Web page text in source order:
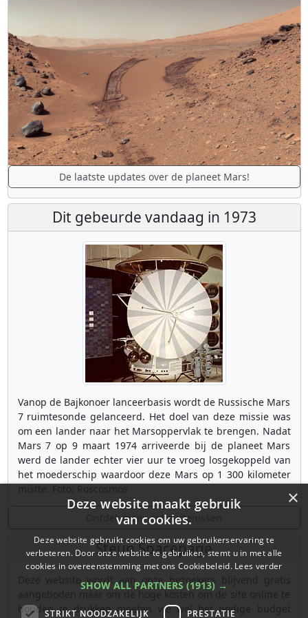
De laatste updates over de planeet Mars!
Dit gebeurde vandaag in 1973
Vanop de Bajkonoer lanceerbasis wordt de Russische Mars
7 ruimtesonde gelanceerd. Het doel van deze missie was
om een lander naar het Marsoppervlak te brengen. Nadat
Mars 7 op 9 maart 1974 arriveerde bij de planeet Mars
werd de lander echter vier uur te vroeg losgekoppeld van
het moederschip waardoor deze Mars op 1 300 kilometer
Ontdek meer gebeurtenissen
Steun Spacepage
Deze website wordt aan onze bezoekers blijvend gratis
aangeboden maar om de hoge kosten om de site online te
houden te drukken moeten we wel het nodige budget
×
Deze website maakt gebruik
van cookies.
Deze website gebruikt cookies om uw gebruikerservaring te
verbeteren. Door onze website te gebruiken, stemt u in met alle
cookies in overeenstemming met ons Cookiebeleid. Lees verder
SHOW ALL PARTNERS (1913) →
STRIKT NOODZAKELIJK PRESTATIE